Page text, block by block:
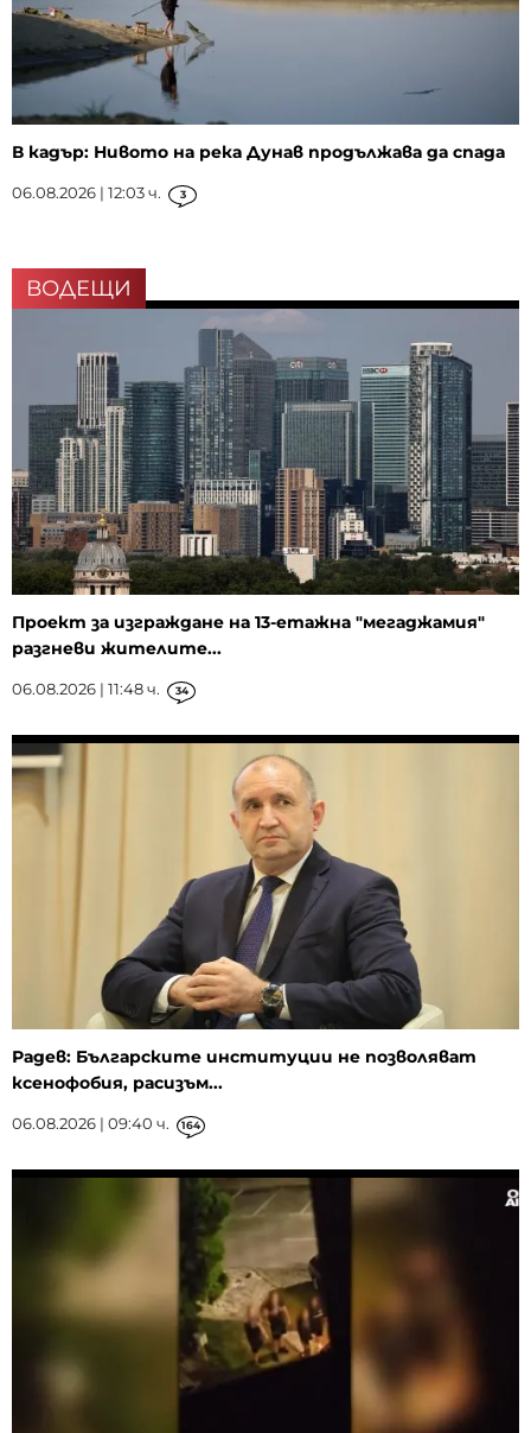
В кадър: Нивото на река Дунав продължава да спада
06.08.2026 | 12:03 ч. 3
ВОДЕЩИ
Проект за изграждане на 13-етажна "мегаджамия"
разгневи жителите...
06.08.2026 | 11:48 ч. 34
Радев: Българските институции не позволяват
ксенофобия, расизъм...
06.08.2026 | 09:40 ч. 164